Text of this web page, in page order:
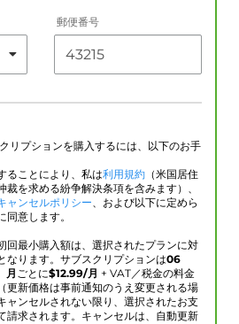
郵便番号
リプションを購入するには、以下のお手
ることにより、私は利用規約 （米国居住
を求める紛争解決条項を含みます）、
ャンセルポリシー、および以下に定めら
意します。
回最小購入額は、選択されたプランに対
なります。サブスクリプションは06
月 ごとに$12.99/月 + VAT／税金の料金
更新価格は事前通知のうえ変更される場
ャンセルされない限り、選択されたお支
請求されます。キャンセルは、自動更新